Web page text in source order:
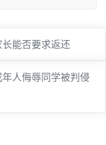
能否要求返还
人侮辱同学被判侵